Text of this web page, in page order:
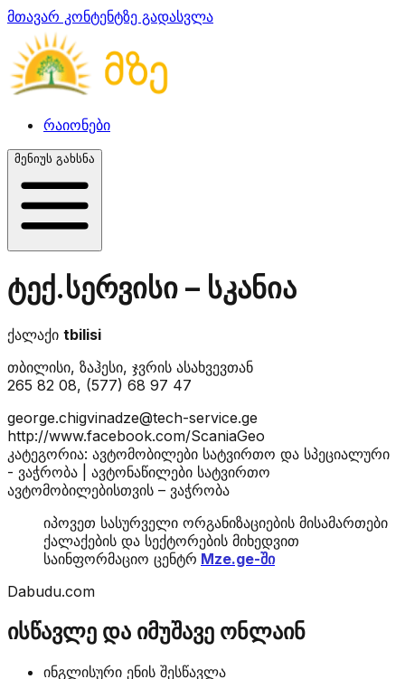
მთავარ კონტენტზე გადასვლა
რაიონები
მენიუს გახსნა
ტექ.სერვისი – სკანია
ქალაქი tbilisi
თბილისი, ზაჰესი, ჯვრის ასახვევთან
265 82 08, (577) 68 97 47
george.chigvinadze@tech-service.ge
http://www.facebook.com/ScaniaGeo
კატეგორია: ავტომობილები სატვირთო და სპეციალური
- ვაჭრობა | ავტონაწილები სატვირთო
ავტომობილებისთვის – ვაჭრობა
იპოვეთ სასურველი ორგანიზაციების მისამართები
ქალაქების და სექტორების მიხედვით
საინფორმაციო ცენტრ Mze.ge-ში
Dabudu.com
ისწავლე და იმუშავე ონლაინ
ინგლისური ენის შესწავლა